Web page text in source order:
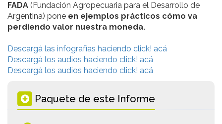
FADA (Fundación Agropecuaria para el Desarrollo de
Argentina) pone en ejemplos prácticos cómo va
perdiendo valor nuestra moneda.
Descargá las infografías haciendo click! acá
Descargá los audios haciendo click! acá
Descargá los audios haciendo click! acá
Paquete de este Informe